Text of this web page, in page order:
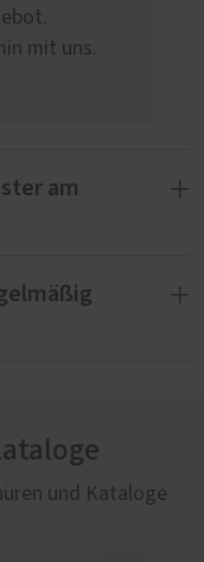
mit uns.
am
von
Es
sich der
kein
werden.
und Kataloge